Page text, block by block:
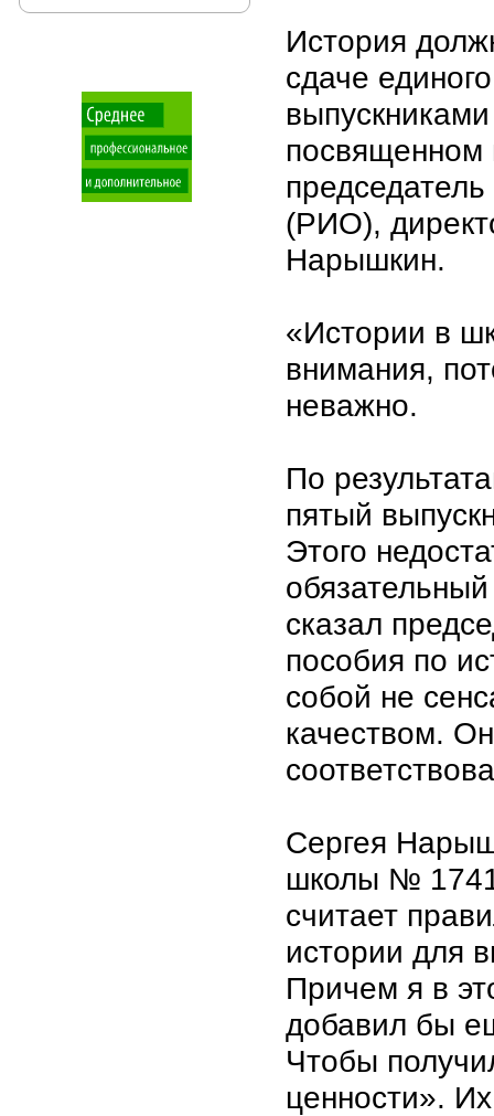
История
сдаче
посвященном
(РИО),
Нарышкин.
«Истории в
внимания,
неважно.
По
пятый
Этого
сказал
пособия по
собой не
качеством.
Сергея
школы №
считает
истории для
Причем я в
добавил бы
Чтобы
ценности».